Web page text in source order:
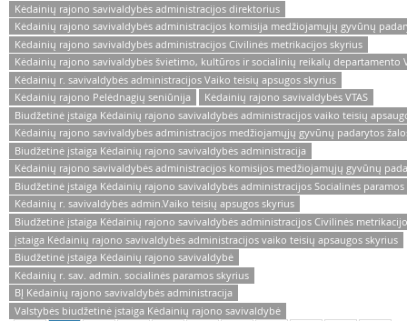
Kėdainių rajono savivaldybės administracijos direktorius
Kėdainių rajono savivaldybės administracijos komisija medžiojamųjų gyvūnų
Kėdainių rajono savivaldybės administracijos Civilinės metrikacijos skyrius
Kėdainių rajono savivaldybės švietimo, kultūros ir socialinių reikalų departamento
Kėdainių r. savivaldybės administracijos Vaiko teisių apsugos skyrius
Kėdainių rajono Pelėdnagių seniūnija
Kėdainių rajono savivaldybės VTAS
Biudžetinė įstaiga Kėdainių rajono savivaldybės administracijos vaiko teisių
Kėdainių rajono savivaldybės administracijos medžiojamųjų gyvūnų padarytos
Biudžetinė įstaiga Kėdainių rajono savivaldybės administracija
Kėdainių rajono savivaldybės administracijos komisijos medžiojamųjų gyvūnų
Biudžetinė įstaiga Kėdainių rajono savivaldybės administracijos Socialinės paramos
Kėdainių r. savivaldybės admin.Vaiko teisių apsugos skyrius
Biudžetinė įstaiga Kėdainių rajono savivaldybės administracijos Civilinės
įstaiga Kėdainių rajono savivaldybės administracijos vaiko teisių apsaugos skyrius
Biudžetinė įstaiga Kėdainių rajono savivaldybė
Kėdainių r. sav. admin. socialinės paramos skyrius
BĮ Kėdainių rajono savivaldybės administracija
Valstybės biudžetinė įstaiga Kėdainių rajono savivaldybė